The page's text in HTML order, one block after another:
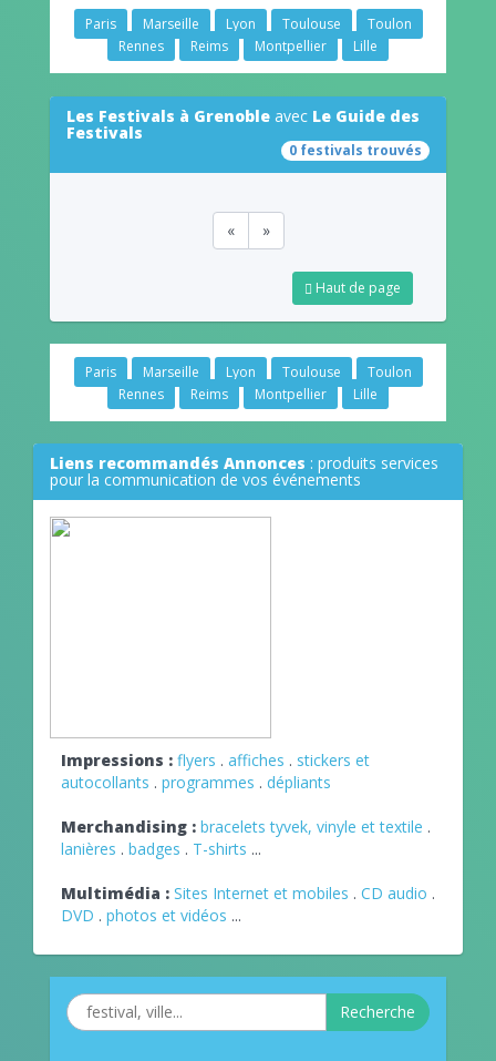
Paris Marseille Lyon Toulouse
Toulon
Rennes
Reims Montpellier Lille
Les Festivals à Grenoble avec Le Guide des
Festivals
0 festivals trouvés
« »
Haut de page
Paris Marseille Lyon Toulouse
Toulon
Rennes
Reims Montpellier Lille
Liens recommandés Annonces : produits services
pour la communication de vos événements
Impressions : flyers . affiches . stickers et
autocollants . programmes . dépliants
Merchandising : bracelets tyvek, vinyle et textile .
lanières . badges . T-shirts ...
Multimédia : Sites Internet et mobiles . CD audio .
DVD . photos et vidéos ...
Recherche